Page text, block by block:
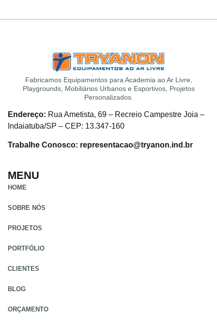
Fabricamos Equipamentos para Academia ao Ar Livre,
Playgrounds, Mobiliários Urbanos e Esportivos, Projetos
Personalizados.
Endereço: Rua Ametista, 69 – Recreio Campestre Joia –
Indaiatuba/SP – CEP: 13.347-160
Trabalhe Conosco: representacao@tryanon.ind.br
MENU
HOME
SOBRE NÓS
PROJETOS
PORTFÓLIO
CLIENTES
BLOG
ORÇAMENTO